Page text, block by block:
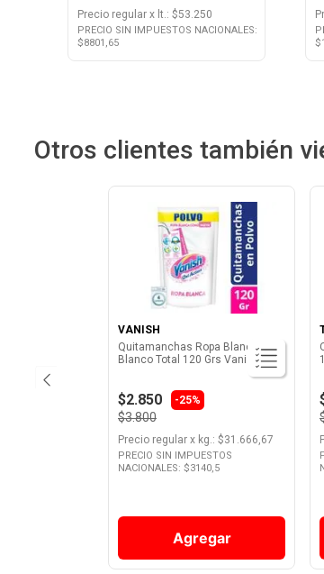
Precio regularx lt. : $53.250
PRECIO SIN IMPUESTOS NACIONALES:
$8801,65
$
Otros clientes también
VANISH
Quitamanchas Ropa Blanca
Blanco Total 120 Grs Vanish
$2.850 -25%
$3.800
Precio regular x kg.: $31.666,67
PRECIO SIN IMPUESTOS
NACIONALES: $3140,5
Agregar